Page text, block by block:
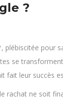
?
pour
se
fait leur succès
ne soit